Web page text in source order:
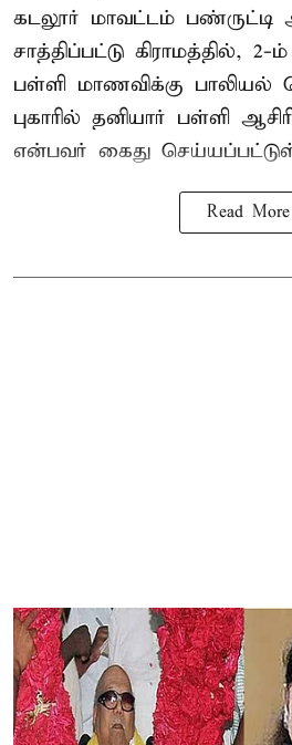
கடலூர் மாவட்டம்
சாத்திப்பட்டு கிராமத்தில், 2-
பள்ளி மாணவிக்கு
புகாரில் தனியார் பள்ளி
என்பவர் கைது
Read More